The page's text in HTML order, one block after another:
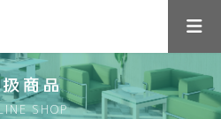
商品
SHOP